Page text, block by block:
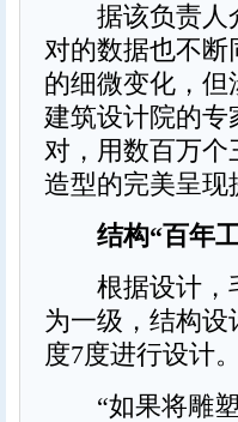
据该负责人介
对的数据也不
的细微变化，
建筑设计院的专
对，用数百万
造型的完美呈现
结构“百年工
根据设计，毛
为一级，结构设
度7度进行设计。
“如果将雕塑